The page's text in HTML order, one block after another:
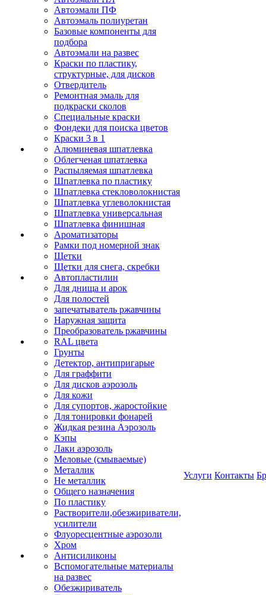
Автоэмали ПФ
Автоэмаль полиуретан
Базовые компоненты для
подбора
Автоэмали на развес
Краски по пластику,
структурные, для дисков
Отвердитель
Ремонтная эмаль для
подкраски сколов
Специальные краски
Фондеки для поиска цветов
Краски 3 в 1
Алюминевая шпатлевка
Облегченая шпатлевка
Распыляемая шпатлевка
Шпатлевка по пластику
Шпатлевка стекловолокнистая
Шпатлевка углеволокнистая
Шпатлевка универсальная
Шпатлевка финишная
Ароматизаторы
Рамки под номерной знак
Щетки
Щетки для снега, скребки
Автопластилин
Для днища и арок
Для полостей
запечатыватель ржавчины
Наружная защита
Преобразователь ржавчины
RAL цвета
Грунты
Детектор, антипригарые
Для граффити
Для дисков аэрозоль
Для кожи
Для супортов, жаростойкие
Для тонировки фонарей
Жидкая резина Аэрозоль
Кэпы
Лаки аэрозоль
Меловые (смываемые)
Металлик
Не металлик
Общего назначения
По пластику
Растворители,обезжириватели,
усилители
Флуоресцентные аэрозоли
Хром
Антисиликоны
Вспомогательные материалы
на развес
Обезжириватель
Услуги Контакты